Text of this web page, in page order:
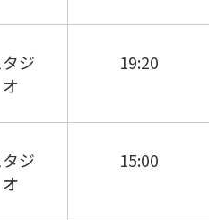
タジ
オ
19:20
タジ
オ
15:00